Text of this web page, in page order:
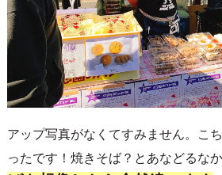
アップ写真がなくてすみません。こ
ったです！焼きそば？とあなどるなか